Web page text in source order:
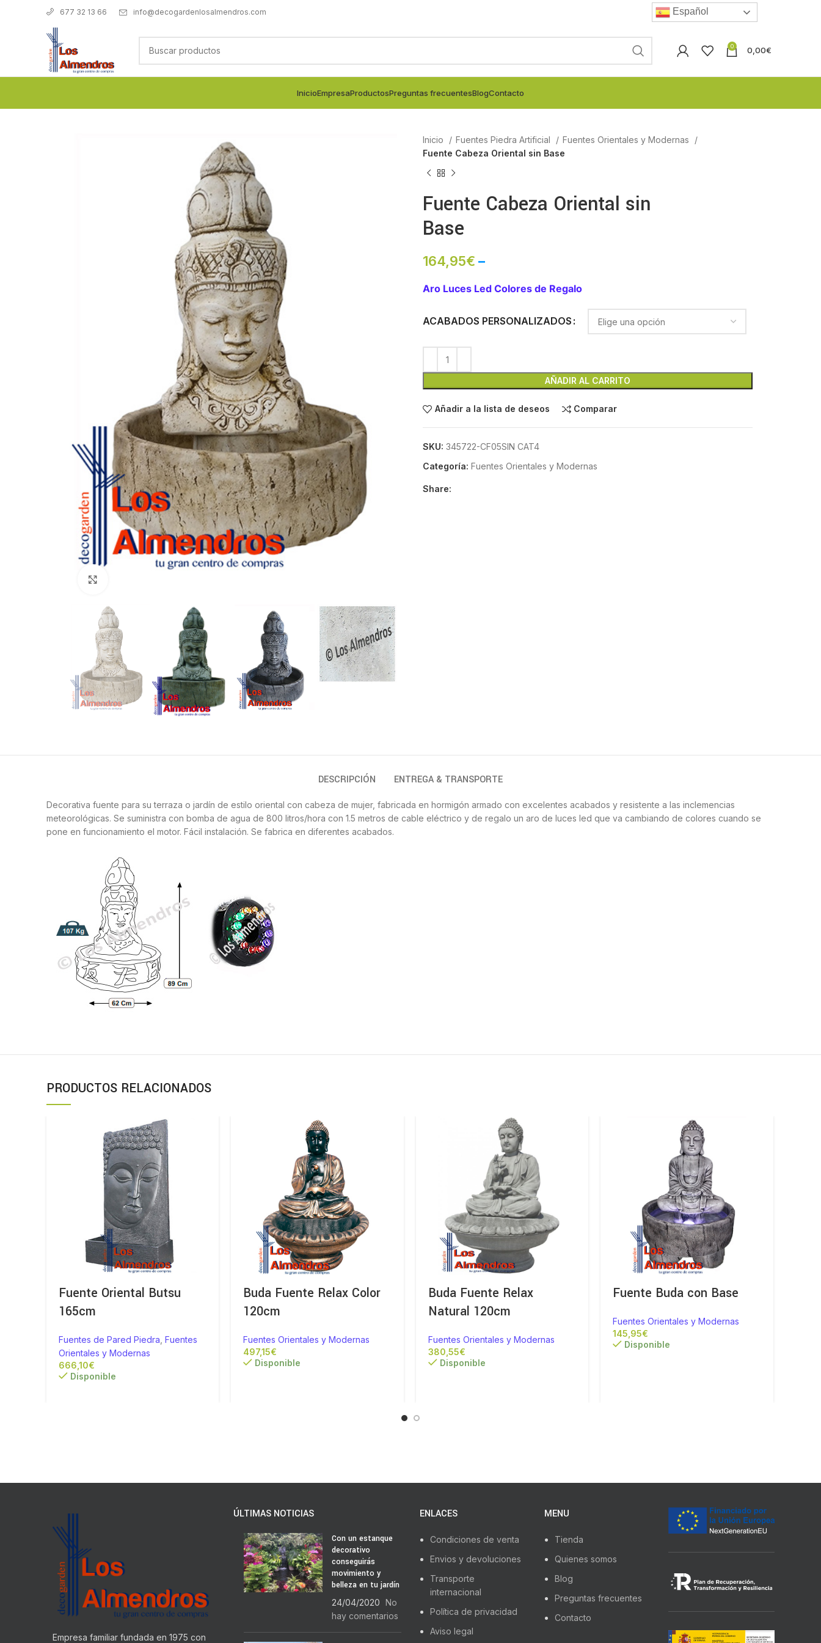
677 32 13 66 info@decogardenlosalmendros.com Español
0 0,00€
InicioEmpresaProductosPreguntas frecuentesBlogContacto
Inicio Fuentes Piedra Artificial
Fuentes Orientales y Modernas
Fuente Cabeza Oriental sin Base
Fuente Cabeza Oriental sin
Base
164,95€ –
Aro Luces Led Colores de Regalo
ACABADOS PERSONALIZADOS
AÑADIR AL CARRITO
Añadir a la lista de deseos Comparar
SKU: 345722-CF05SIN CAT4
Categoría: Fuentes Orientales y Modernas
Share:
DESCRIPCIÓN ENTREGA & TRANSPORTE
Decorativa fuente para su terraza o jardín de estilo oriental con cabeza de mujer, fabricada en hormigón armado con excelentes acabados y resistente a las inclemencias
meteorológicas. Se suministra con bomba de agua de 800 litros/hora con 1.5 metros de cable eléctrico y de regalo un aro de luces led que va cambiando de colores cuando se
pone en funcionamiento el motor. Fácil instalación. Se fabrica en diferentes acabados.
PRODUCTOS RELACIONADOS
Fuente Oriental Butsu
165cm
Fuentes de Pared Piedra Fuentes
Orientales y Modernas
€
Disponible
Buda Fuente Relax Color
120cm
Fuentes Orientales y Modernas
€
Disponible
Buda Fuente Relax
Natural 120cm
Fuentes Orientales y Modernas
€
Disponible
Fuente Buda con Base
Fuentes Orientales y Modernas
€
Disponible
Empresa familiar fundada en 1975 con
ÚLTIMAS NOTICIAS
Con un estanque
decorativo
conseguirás
movimiento y
belleza en tu jardín
24/04/2020 No
hay comentarios
ENLACES
Condiciones de venta
Envios y devoluciones
Transporte
internacional
Política de privacidad
Aviso legal
MENU
Tienda
Quienes somos
Blog
Preguntas frecuentes
Contacto